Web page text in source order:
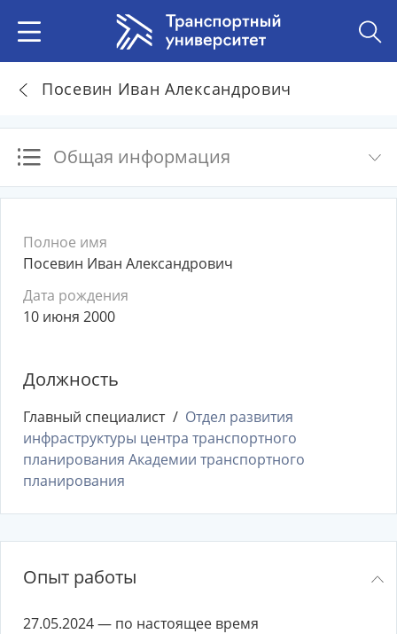
Посевин Иван Александрович
Общая информация
Полное имя
Посевин Иван Александрович
Дата рождения
10 июня 2000
Должность
Главный специалист
Отдел развития
инфраструктуры центра транспортного
планирования Академии транспортного
планирования
Опыт работы
27.05.2024 — по настоящее время